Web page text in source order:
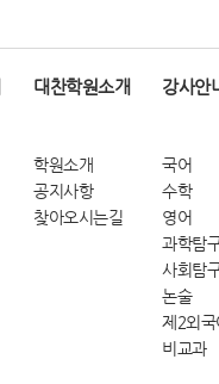
대찬학원소개
학원소개
공지사항
찾아오시는길
강사안
국어
수학
영어
과학탐
사회탐
논술
제2외국
비교과